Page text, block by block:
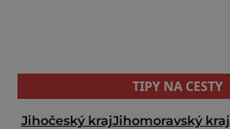
TIPY NA CESTY
Jihočeský krajJihomoravský kraj